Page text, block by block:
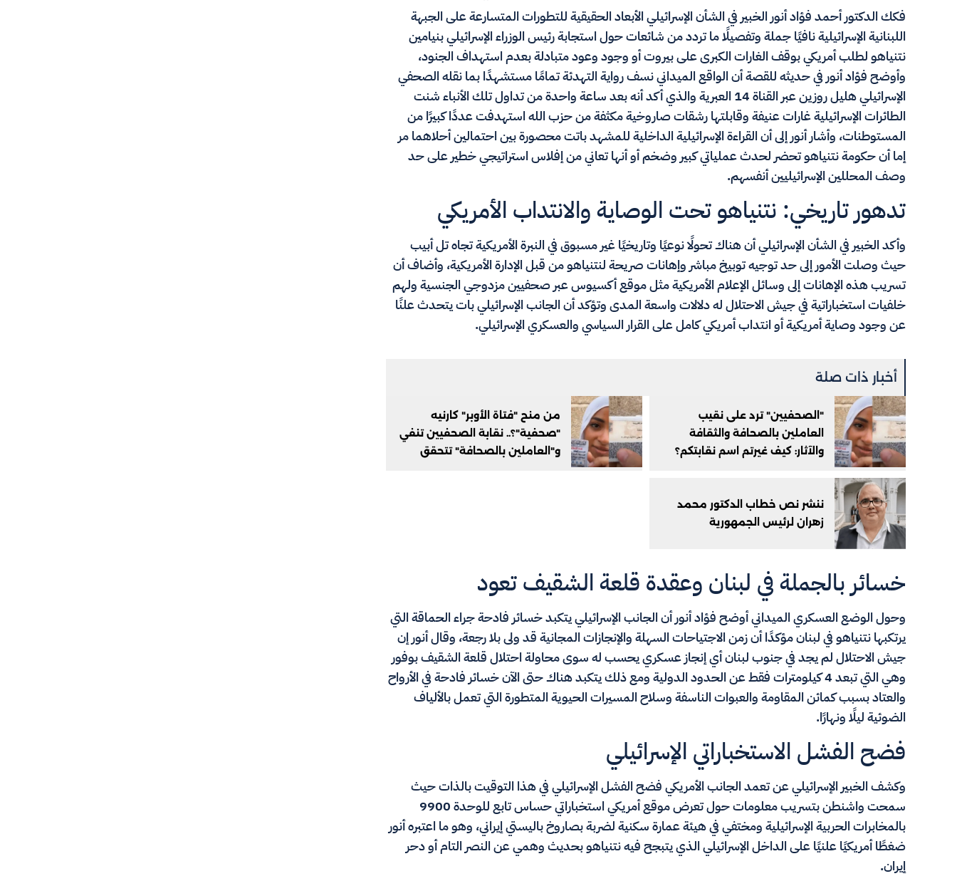
فكك الدكتور أحمد فؤاد أنور الخبير في الشأن الإسرائيلي الأبعاد الحقيقية للتطورات المتسارعة على الجبهة
اللبنانية الإسرائيلية نافيًا جملة وتفصيلًا ما تردد من شائعات حول استجابة رئيس الوزراء الإسرائيلي بنيامين
نتنياهو لطلب أمريكي بوقف الغارات الكبرى على بيروت أو وجود وعود متبادلة بعدم استهداف الجنود،
وأوضح فؤاد أنور في حديثه للقصة أن الواقع الميداني نسف رواية التهدئة تمامًا مستشهدًا بما نقله الصحفي
الإسرائيلي هليل روزين عبر القناة 14 العبرية والذي أكد أنه بعد ساعة واحدة من تداول تلك الأنباء شنت
الطائرات الإسرائيلية غارات عنيفة وقابلتها رشقات صاروخية مكثفة من حزب الله استهدفت عددًا كبيرًا من
المستوطنات، وأشار أنور إلى أن القراءة الإسرائيلية الداخلية للمشهد باتت محصورة بين احتمالين أحلاهما مر
إما أن حكومة نتنياهو تحضر لحدث عملياتي كبير وضخم أو أنها تعاني من إفلاس استراتيجي خطير على حد
وصف المحللين الإسرائيليين أنفسهم.
تدهور تاريخي: نتنياهو تحت الوصاية والانتداب الأمريكي
وأكد الخبير في الشأن الإسرائيلي أن هناك تحولًا نوعيًا وتاريخيًا غير مسبوق في النبرة الأمريكية تجاه تل أبيب
حيث وصلت الأمور إلى حد توجيه توبيخ مباشر وإهانات صريحة لنتنياهو من قبل الإدارة الأمريكية، وأضاف أن
تسريب هذه الإهانات إلى وسائل الإعلام الأمريكية مثل موقع أكسيوس عبر صحفيين مزدوجي الجنسية ولهم
خلفيات استخباراتية في جيش الاحتلال له دلالات واسعة المدى وتؤكد أن الجانب الإسرائيلي بات يتحدث علنًا
عن وجود وصاية أمريكية أو انتداب أمريكي كامل على القرار السياسي والعسكري الإسرائيلي.
أخبار ذات صلة
"الصحفيين" ترد على نقيب
العاملين بالصحافة والثقافة
والآثار: كيف غيرتم اسم نقابتكم؟
من منح "فتاة الأوبر" كارنيه
"صحفية"؟.. نقابة الصحفيين تنفي
و"العاملين بالصحافة" تتحقق
ننشر نص خطاب الدكتور محمد
زهران لرئيس الجمهورية
خسائر بالجملة في لبنان وعقدة قلعة الشقيف تعود
وحول الوضع العسكري الميداني أوضح فؤاد أنور أن الجانب الإسرائيلي يتكبد خسائر فادحة جراء الحماقة التي
يرتكبها نتنياهو في لبنان مؤكدًا أن زمن الاجتياحات السهلة والإنجازات المجانية قد ولى بلا رجعة، وقال أنور إن
جيش الاحتلال لم يجد في جنوب لبنان أي إنجاز عسكري يحسب له سوى محاولة احتلال قلعة الشقيف بوفور
وهي التي تبعد 4 كيلومترات فقط عن الحدود الدولية ومع ذلك يتكبد هناك حتى الآن خسائر فادحة في الأرواح
والعتاد بسبب كمائن المقاومة والعبوات الناسفة وسلاح المسيرات الحيوية المتطورة التي تعمل بالألياف
الضوئية ليلًا ونهارًا.
فضح الفشل الاستخباراتي الإسرائيلي
وكشف الخبير الإسرائيلي عن تعمد الجانب الأمريكي فضح الفشل الإسرائيلي في هذا التوقيت بالذات حيث
سمحت واشنطن بتسريب معلومات حول تعرض موقع أمريكي استخباراتي حساس تابع للوحدة 9900
بالمخابرات الحربية الإسرائيلية ومختفي في هيئة عمارة سكنية لضربة بصاروخ باليستي إيراني، وهو ما اعتبره أنور
ضغطًا أمريكيًا علنيًا على الداخل الإسرائيلي الذي يتبجح فيه نتنياهو بحديث وهمي عن النصر التام أو دحر
إيران.